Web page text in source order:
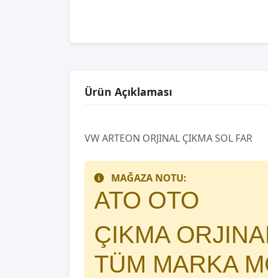
Ürün Açıklaması
VW ARTEON ORJINAL ÇIKMA SOL FAR
MAĞAZA NOTU:
ATO OTO
ÇIKMA
TÜM MARKA